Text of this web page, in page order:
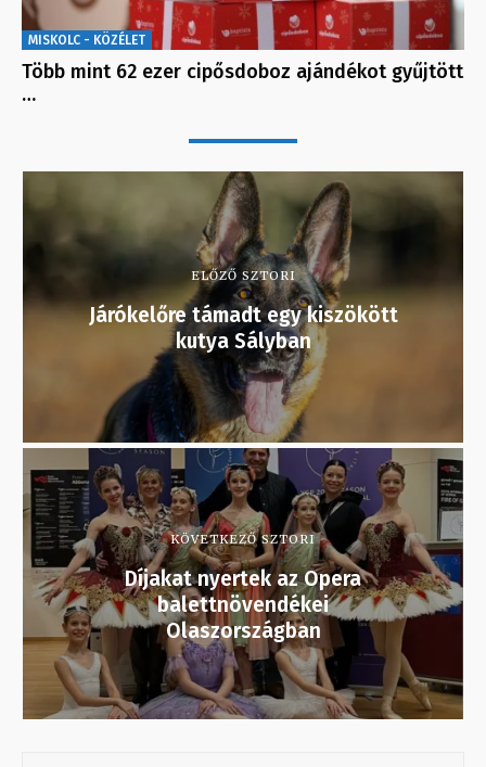
MISKOLC - KÖZÉLET
Több mint 62 ezer cipősdoboz ajándékot gyűjtött
…
ELŐZŐ SZTORI
Járókelőre támadt egy kiszökött
kutya Sályban
KÖVETKEZŐ SZTORI
Díjakat nyertek az Opera
balettnövendékei
Olaszországban